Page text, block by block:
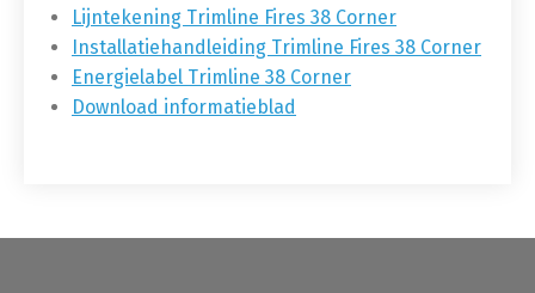
Lijntekening Trimline Fires 38 Corner
Installatiehandleiding Trimline Fires 38 Corner
Energielabel Trimline 38 Corner
Download informatieblad